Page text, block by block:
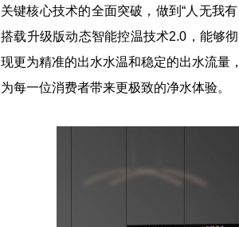
关键核心技术的全面突破，做到“人无我
搭载升级版动态智能控温技术2.0，能够
现更为精准的出水水温和稳定的出水流量
为每一位消费者带来更极致的净水体验。